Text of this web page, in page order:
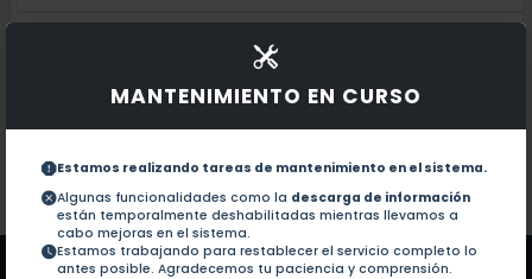
MANTENIMIENTO EN CURSO
Estamos realizando tareas de mantenimiento en el sistema.
Algunas funcionalidades como la descarga de información
están temporalmente deshabilitadas mientras llevamos a
cabo mejoras en el sistema.
Estamos trabajando para restablecer el servicio completo lo
antes posible. Agradecemos tu paciencia y comprensión.
No hay obras de este autor.
Documentos en revistas:
Colaboraciones en Tesis:
Patentes: No hay patentes de este autor.